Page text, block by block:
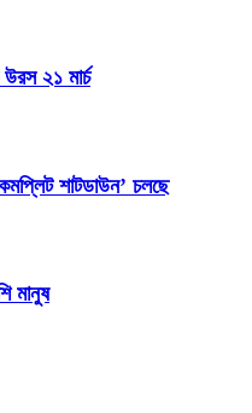
২১ মার্চ
শাটডাউন’ চলছে
মানুষ